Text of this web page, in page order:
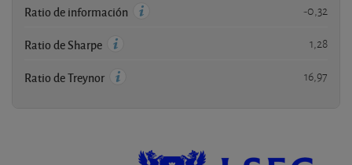
Ratio de información -0,32
Ratio de Sharpe 1,28
Ratio de Treynor 16,97